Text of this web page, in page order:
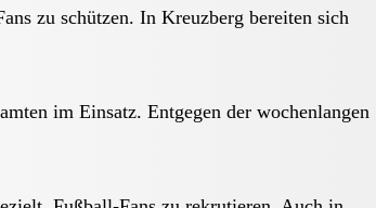
zu schützen. In Kreuzberg bereiten sich
im Einsatz. Entgegen der wochenlangen